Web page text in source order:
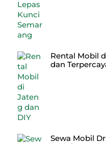
Rental Mobil
dan
Sewa Mobil